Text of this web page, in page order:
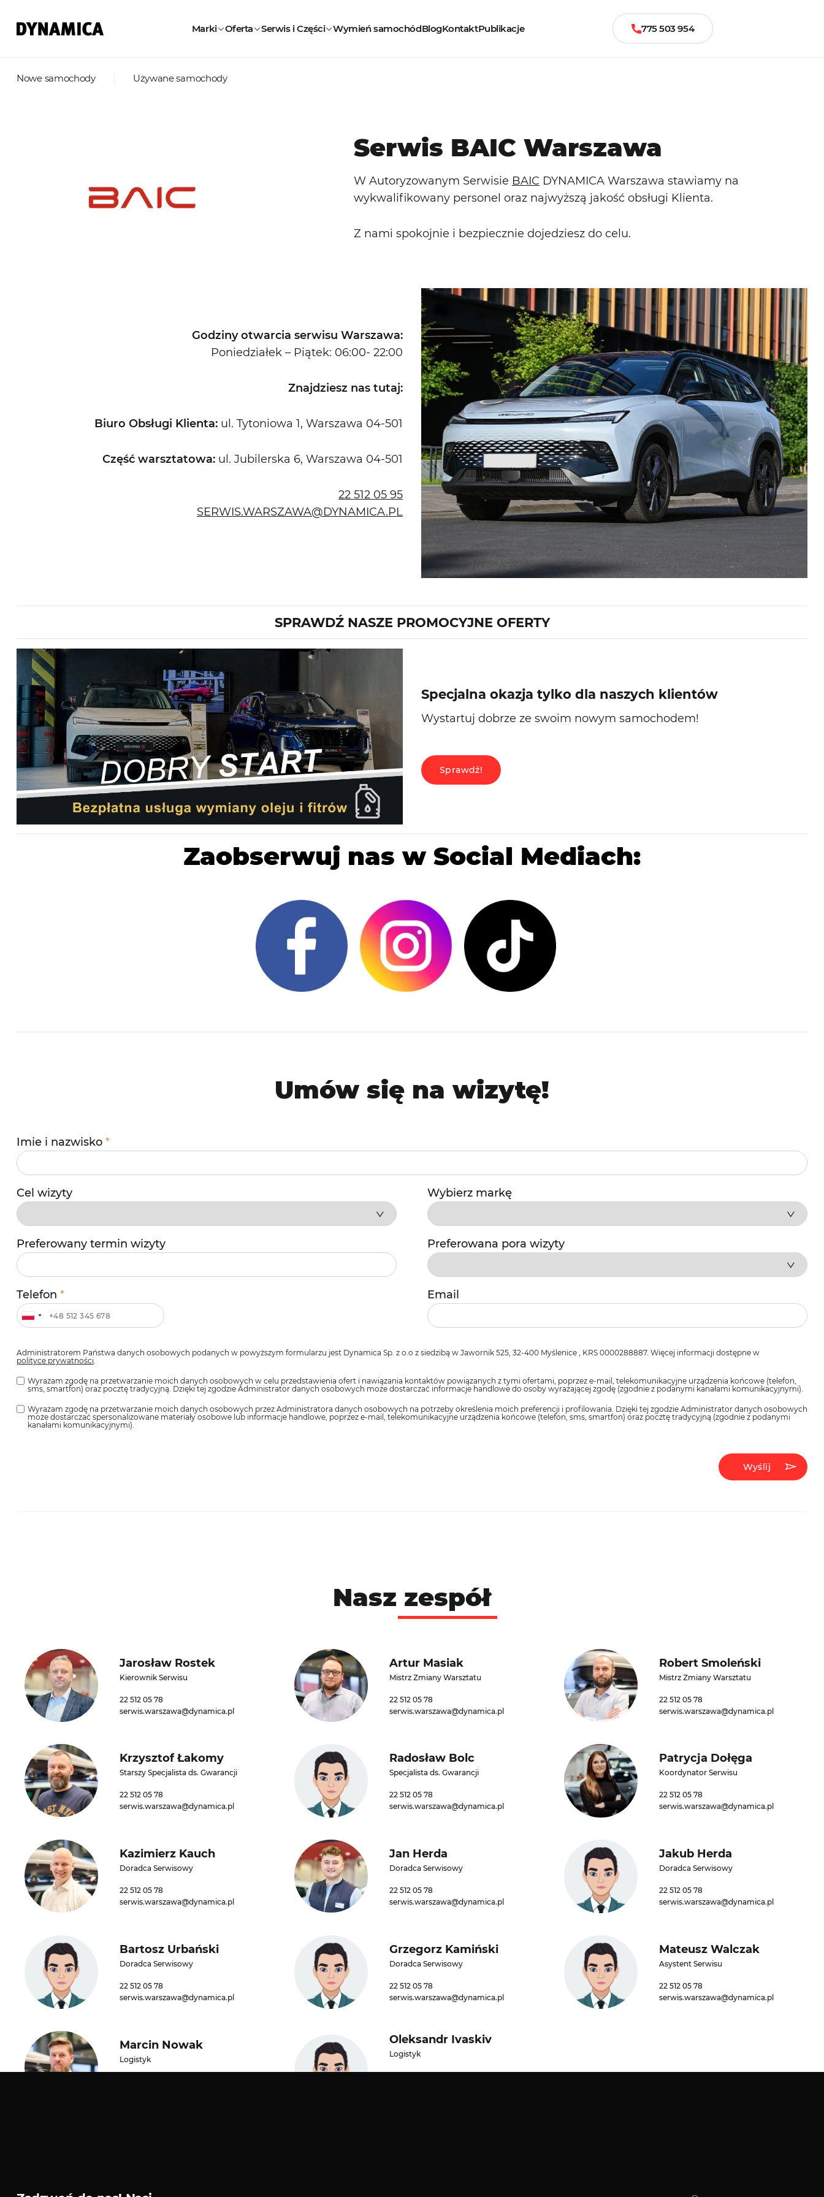
Marki Oferta Serwis i Części Wymień samochódBlogKontaktPublikacje 775 503 954
Nowe samochody Używane samochody
Serwis BAIC Warszawa
W Autoryzowanym Serwisie BAIC DYNAMICA Warszawa stawiamy na
wykwalifikowany personel oraz najwyższą jakość obsługi Klienta.
Z nami spokojnie i bezpiecznie dojedziesz do celu.
Godziny otwarcia serwisu Warszawa:
Poniedziałek – Piątek: 06:00- 22:00
Znajdziesz nas tutaj:
Biuro Obsługi Klienta: ul. Tytoniowa 1, Warszawa 04-501
Część warsztatowa: ul. Jubilerska 6, Warszawa 04-501
22 512 05 95
SERWIS.WARSZAWA@DYNAMICA.PL
SPRAWDŹ NASZE PROMOCYJNE OFERTY
Specjalna okazja tylko dla naszych klientów
Wystartuj dobrze ze swoim nowym samochodem!
Sprawdź!
Zaobserwuj nas w Social Mediach:
Umów się na wizytę!
Imie i nazwisko *
Cel wizyty Wybierz markę
Preferowany termin wizyty Preferowana pora wizyty
Telefon * Email
Administratorem Państwa danych osobowych podanych w powyższym formularzu jest Dynamica Sp. z o.o z siedzibą w Jawornik 525, 32-400 Myślenice , KRS 0000288887. Więcej informacji dostępne w
polityce prywatności.
Wyrażam zgodę na przetwarzanie moich danych osobowych w celu przedstawienia ofert i nawiązania kontaktów powiązanych z tymi ofertami, poprzez e-mail, telekomunikacyjne urządzenia końcowe (telefon,
sms, smartfon) oraz pocztę tradycyjną. Dzięki tej zgodzie Administrator danych osobowych może dostarczać informacje handlowe do osoby wyrażającej zgodę (zgodnie z podanymi kanałami komunikacyjnymi).
Wyrażam zgodę na przetwarzanie moich danych osobowych przez Administratora danych osobowych na potrzeby określenia moich preferencji i profilowania. Dzięki tej zgodzie Administrator danych osobowych
może dostarczać spersonalizowane materiały osobowe lub informacje handlowe, poprzez e-mail, telekomunikacyjne urządzenia końcowe (telefon, sms, smartfon) oraz pocztę tradycyjną (zgodnie z podanymi
kanałami komunikacyjnymi).
Wyślij
Nasz zespół
Jarosław Rostek
Kierownik Serwisu
22 512 05 78
serwis.warszawa@dynamica.pl
Artur Masiak
Mistrz Zmiany Warsztatu
22 512 05 78
serwis.warszawa@dynamica.pl
Robert Smoleński
Mistrz Zmiany Warsztatu
22 512 05 78
serwis.warszawa@dynamica.pl
Krzysztof Łakomy
Starszy Specjalista ds. Gwarancji
22 512 05 78
serwis.warszawa@dynamica.pl
Radosław Bolc
Specjalista ds. Gwarancji
22 512 05 78
serwis.warszawa@dynamica.pl
Patrycja Dołęga
Koordynator Serwisu
22 512 05 78
serwis.warszawa@dynamica.pl
Kazimierz Kauch
Doradca Serwisowy
22 512 05 78
serwis.warszawa@dynamica.pl
Jan Herda
Doradca Serwisowy
22 512 05 78
serwis.warszawa@dynamica.pl
Jakub Herda
Doradca Serwisowy
22 512 05 78
serwis.warszawa@dynamica.pl
Bartosz Urbański
Doradca Serwisowy
22 512 05 78
serwis.warszawa@dynamica.pl
Grzegorz Kamiński
Doradca Serwisowy
22 512 05 78
serwis.warszawa@dynamica.pl
Mateusz Walczak
Asystent Serwisu
22 512 05 78
serwis.warszawa@dynamica.pl
Marcin Nowak
Logistyk
Oleksandr Ivaskiv
Logistyk